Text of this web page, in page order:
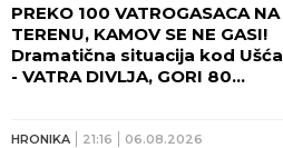
PREKO 100 VATROGASACA NA
TERENU, KAMOV SE NE GASI!
Dramatična situacija kod Ušća
- VATRA DIVLJA, GORI 80
HRONIKA 21:16 06.08.2026